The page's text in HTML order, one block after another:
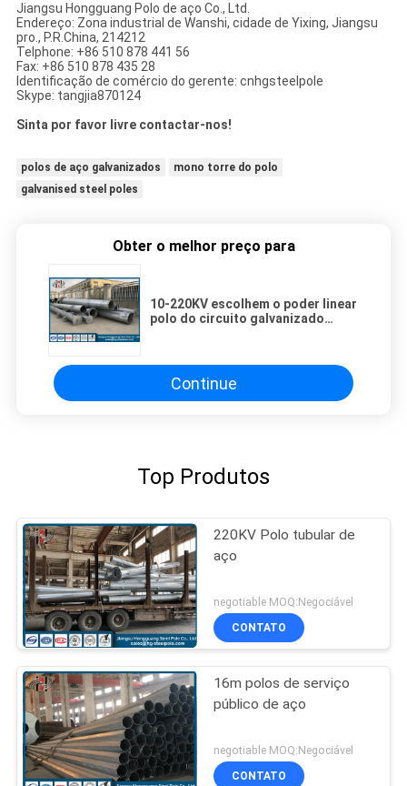
Jiangsu Hongguang Polo de aço Co., Ltd.
Endereço: Zona industrial de Wanshi, cidade de Yixing, Jiangsu
pro., P.R.China, 214212
Telphone: +86 510 878 441 56
Fax: +86 510 878 435 28
Identificação de comércio do gerente: cnhgsteelpole
Skype: tangjia870124
Sinta por favor livre contactar-nos!
polos de aço galvanizados
mono torre do polo
galvanised steel poles
Obter o melhor preço para
10-220KV escolhem o poder linear
polo do circuito galvanizado
Continue
Top Produtos
220KV Polo tubular de
aço
negotiable MOQ:Negociável
CONTATO
16m polos de serviço
público de aço
negotiable MOQ:Negociável
CONTATO